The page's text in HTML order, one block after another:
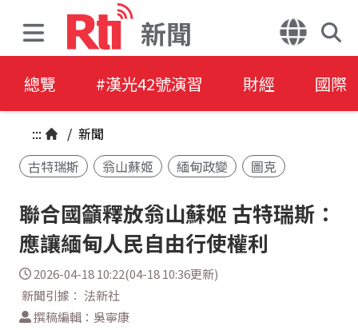
新聞
總覽 #漢光42號演習 財經 國際
::: / 新聞
古特瑞斯
翁山蘇姬 緬甸政變 圖克
聯合國籲釋放翁山蘇姬 古特瑞斯：
應讓緬甸人民自由行使權利
2026-04-18 10:22(04-18 10:36更新)
新聞引據： 法新社
撰稿編輯：吳寧康